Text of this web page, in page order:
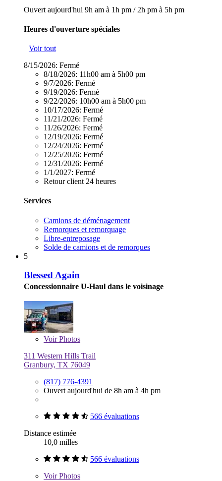
Ouvert aujourd'hui 9h am à 1h pm / 2h pm à 5h pm
Heures d'ouverture spéciales
Voir tout
8/15/2026: Fermé
8/18/2026: 11h00 am à 5h00 pm
9/7/2026: Fermé
9/19/2026: Fermé
9/22/2026: 10h00 am à 5h00 pm
10/17/2026: Fermé
11/21/2026: Fermé
11/26/2026: Fermé
12/19/2026: Fermé
12/24/2026: Fermé
12/25/2026: Fermé
12/31/2026: Fermé
1/1/2027: Fermé
Retour client 24 heures
Services
Camions de déménagement
Remorques et remorquage
Libre-entreposage
Solde de camions et de remorques
5
Blessed Again
Concessionnaire U-Haul dans le voisinage
VoirPhotos
311 Western Hills Trail
Granbury, TX 76049
(817) 776-4391
Ouvert aujourd'hui de 8h am à 4h pm
566 évaluations
Distance estimée
10,0 milles
566 évaluations
VoirPhotos